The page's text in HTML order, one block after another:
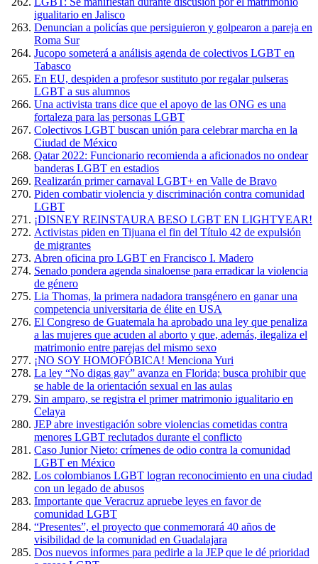
igualitario en Jalisco
Denuncian a policías que persiguieron y golpearon a pareja en
Roma Sur
Jucopo someterá a análisis agenda de colectivos LGBT en
Tabasco
En EU, despiden a profesor sustituto por regalar pulseras
LGBT a sus alumnos
Una activista trans dice que el apoyo de las ONG es una
fortaleza para las personas LGBT
Colectivos LGBT buscan unión para celebrar marcha en la
Ciudad de México
Qatar 2022: Funcionario recomienda a aficionados no ondear
banderas LGBT en estadios
Realizarán primer carnaval LGBT+ en Valle de Bravo
Piden combatir violencia y discriminación contra comunidad
LGBT
¡DISNEY REINSTAURA BESO LGBT EN LIGHTYEAR!
Activistas piden en Tijuana el fin del Título 42 de expulsión
de migrantes
Abren oficina pro LGBT en Francisco I. Madero
Senado pondera agenda sinaloense para erradicar la violencia
de género
Lia Thomas, la primera nadadora transgénero en ganar una
competencia universitaria de élite en USA
El Congreso de Guatemala ha aprobado una ley que penaliza
a las mujeres que acuden al aborto y que, además, ilegaliza el
matrimonio entre parejas del mismo sexo
¡NO SOY HOMOFÓBICA! Menciona Yuri
La ley “No digas gay” avanza en Florida; busca prohibir que
se hable de la orientación sexual en las aulas
Sin amparo, se registra el primer matrimonio igualitario en
Celaya
JEP abre investigación sobre violencias cometidas contra
menores LGBT reclutados durante el conflicto
Caso Junior Nieto: crímenes de odio contra la comunidad
LGBT en México
Los colombianos LGBT logran reconocimiento en una ciudad
con un legado de abusos
Importante que Veracruz apruebe leyes en favor de
comunidad LGBT
“Presentes”, el proyecto que conmemorará 40 años de
visibilidad de la comunidad en Guadalajara
Dos nuevos informes para pedirle a la JEP que le dé prioridad